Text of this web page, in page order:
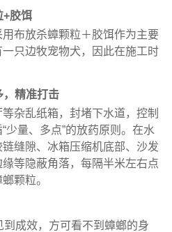
+胶饵
布放杀蟑颗粒＋胶饵作为主要
只边牧宠物犬，因此在施工时
，精准打击
杂乱纸箱，封堵下水道，控制
少量、多点”的放药原则。在水
缝隙、冰箱压缩机底部、沙发
等隐蔽角落，每隔半米左右点
颗粒。
成效，方可看不到蟑螂的身